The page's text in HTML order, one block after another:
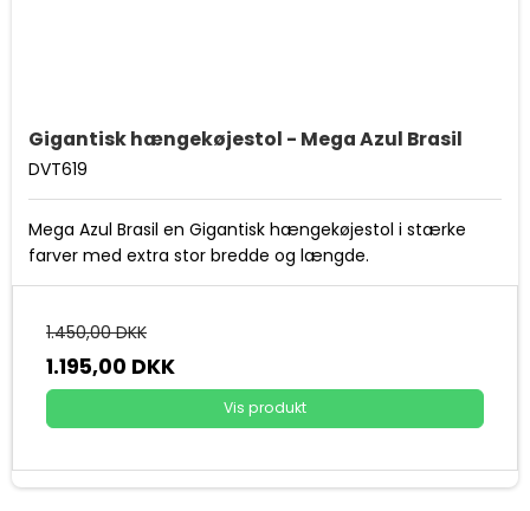
Gigantisk hængekøjestol - Mega Azul Brasil
DVT619
Mega Azul Brasil en Gigantisk hængekøjestol i stærke
farver med extra stor bredde og længde.
1.450,00 DKK
1.195,00 DKK
Vis produkt